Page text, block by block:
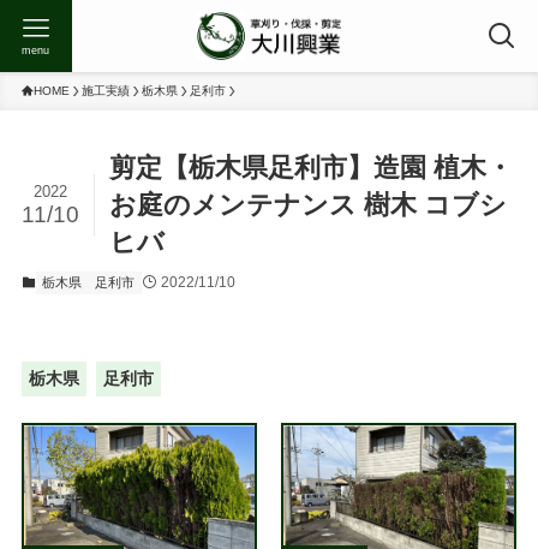
menu
HOME 施工実績 栃木県 足利市
剪定【栃木県足利市】造園 植木・
お庭のメンテナンス 樹木 コブシ
ヒバ
2022
11/10
栃木県 足利市 2022/11/10
栃木県 足利市